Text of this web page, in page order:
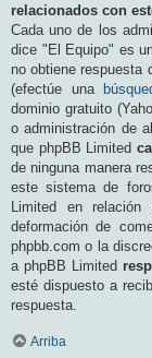
relacionados con
Cada uno de los
dice "El Equipo" es
no obtiene respuesta
(efectúe una
dominio gratuito
o administración de
que phpBB Limited
de ninguna manera
este sistema de
Limited en relación
deformación de
phpbb.com o la
a phpBB Limited
esté dispuesto a
respuesta.
Arriba